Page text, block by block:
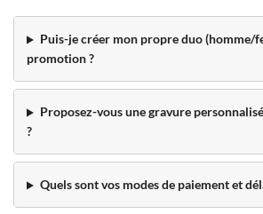
Puis-je créer mon propre duo (homme/
promotion ?
Proposez-vous une gravure
?
Quels sont vos modes de paiement et